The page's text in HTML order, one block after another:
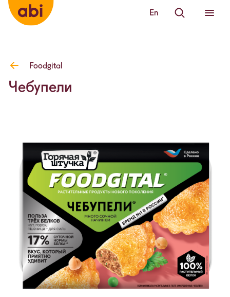
En
Foodgital
Чебупели